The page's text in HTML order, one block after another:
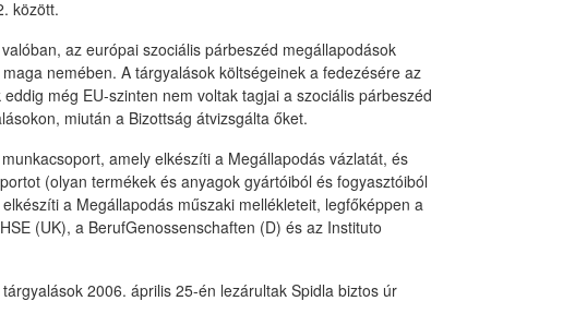
között.
az európai szociális párbeszéd megállapodások
nemében. A tárgyalások költségeinek a fedezésére az
még EU-szinten nem voltak tagjai a szociális párbeszéd
miután a Bizottság átvizsgálta őket.
amely elkészíti a Megállapodás vázlatát, és
(olyan termékek és anyagok gyártóiból és fogyasztóiból
a Megállapodás műszaki mellékleteit, legfőképpen a
(UK), a BerufGenossenschaften (D) és az Instituto
2006. április 25-én lezárultak Spidla biztos úr